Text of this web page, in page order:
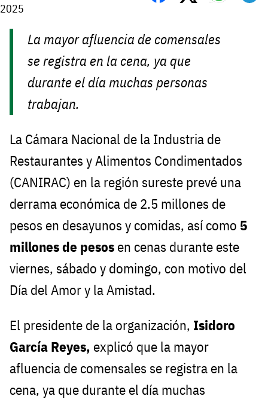
2025
La mayor afluencia de comensales
se registra en la cena, ya que
durante el día muchas personas
trabajan.
La Cámara Nacional de la Industria de
Restaurantes y Alimentos Condimentados
(CANIRAC) en la región sureste prevé una
derrama económica de 2.5 millones de
pesos en desayunos y comidas, así como 5
millones de pesos en cenas durante este
viernes, sábado y domingo, con motivo del
Día del Amor y la Amistad.
El presidente de la organización, Isidoro
García Reyes, explicó que la mayor
afluencia de comensales se registra en la
cena, ya que durante el día muchas